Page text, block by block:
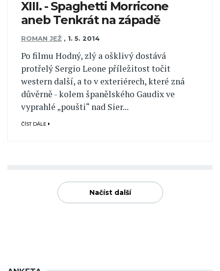
XIII. - Spaghetti Morricone
aneb Tenkrát na západě
ROMAN JEŽ , 1. 5. 2014
Po filmu Hodný, zlý a ošklivý dostává
protřelý Sergio Leone příležitost točit
western další, a to v exteriérech, které zná
důvěrně - kolem španělského Gaudix ve
vyprahlé „poušti“ nad Sier...
ČÍST DÁLE
Načíst další